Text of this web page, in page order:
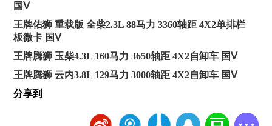
国Ⅴ
王牌佑狮 重载版 全柴2.3L 88马力 3360轴距 4X2单排栏
板微卡 国Ⅴ
王牌腾狮 玉柴4.3L 160马力 3650轴距 4X2自卸车 国Ⅴ
王牌腾狮 云内3.8L 129马力 3000轴距 4X2自卸车 国Ⅴ
分享到